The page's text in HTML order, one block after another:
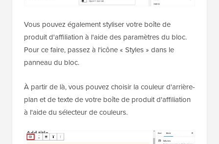
Vous pouvez également styliser votre boîte de
produit d'affiliation à l'aide des paramètres du bloc.
Pour ce faire, passez à l'icône « Styles » dans le
panneau du bloc.
À partir de là, vous pouvez choisir la couleur d'arrière-
plan et de texte de votre boîte de produit d'affiliation
à l'aide du sélecteur de couleurs.